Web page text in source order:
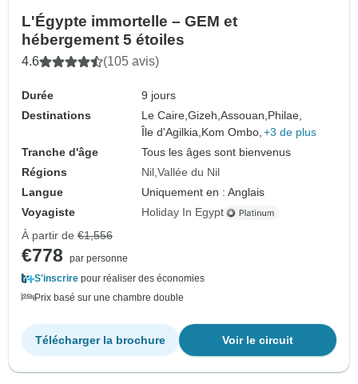
L'Égypte immortelle – GEM et
hébergement 5 étoiles
4.6 (105 avis)
Durée
9 jours
Destinations
Le Caire,Gizeh,Assouan, Philae,
Île d'Agilkia, Kom Ombo, +3 de plus
Tranche d'âge
Tous les âges sont bienvenus
Régions
Nil Vallée du Nil
Langue
Uniquement en : Anglais
Voyagiste
Holiday In Egypt
À partir de €1,556
€778
par personne
S'inscrire pour réaliser des économies
Prix basé sur une chambre double
Voir le circuit
Télécharger la brochure